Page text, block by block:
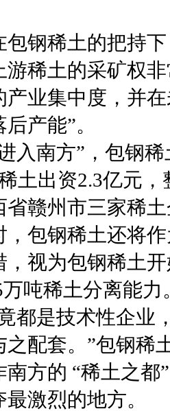
包钢稀土的把持
稀土的采矿权
产业集中度，并
产能”。
入南方”，包钢
土出资2.3亿元
省赣州市三家稀
，包钢稀土还将
，视为包钢稀土
吨稀土分离能力
都是技术性企业
之配套。”包钢稀
方的 “稀土之
激烈的地方。